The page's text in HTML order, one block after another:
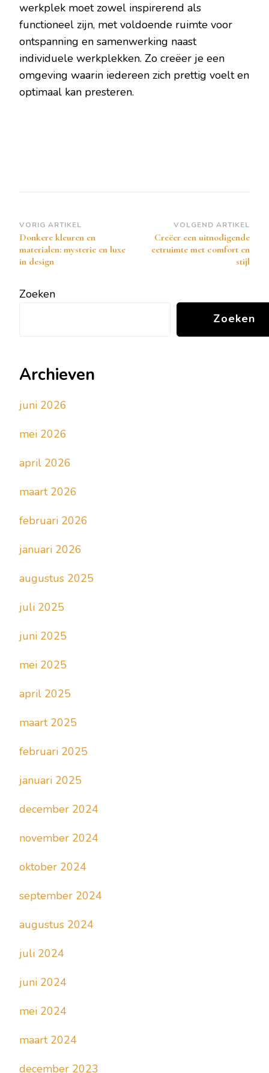
werkplek moet zowel inspirerend als
functioneel zijn, met voldoende ruimte voor
ontspanning en samenwerking naast
individuele werkplekken. Zo creëer je een
omgeving waarin iedereen zich prettig voelt en
optimaal kan presteren.
Bericht
navigatie
VORIG ARTIKEL
Donkere kleuren en
materialen: mysterie en luxe
in design
VOLGEND ARTIKEL
Creëer een uitnodigende
eetruimte met comfort en
stijl
Zoeken
Zoeken
Archieven
juni 2026
mei 2026
april 2026
maart 2026
februari 2026
januari 2026
augustus 2025
juli 2025
juni 2025
mei 2025
april 2025
maart 2025
februari 2025
januari 2025
december 2024
november 2024
oktober 2024
september 2024
augustus 2024
juli 2024
juni 2024
mei 2024
maart 2024
december 2023